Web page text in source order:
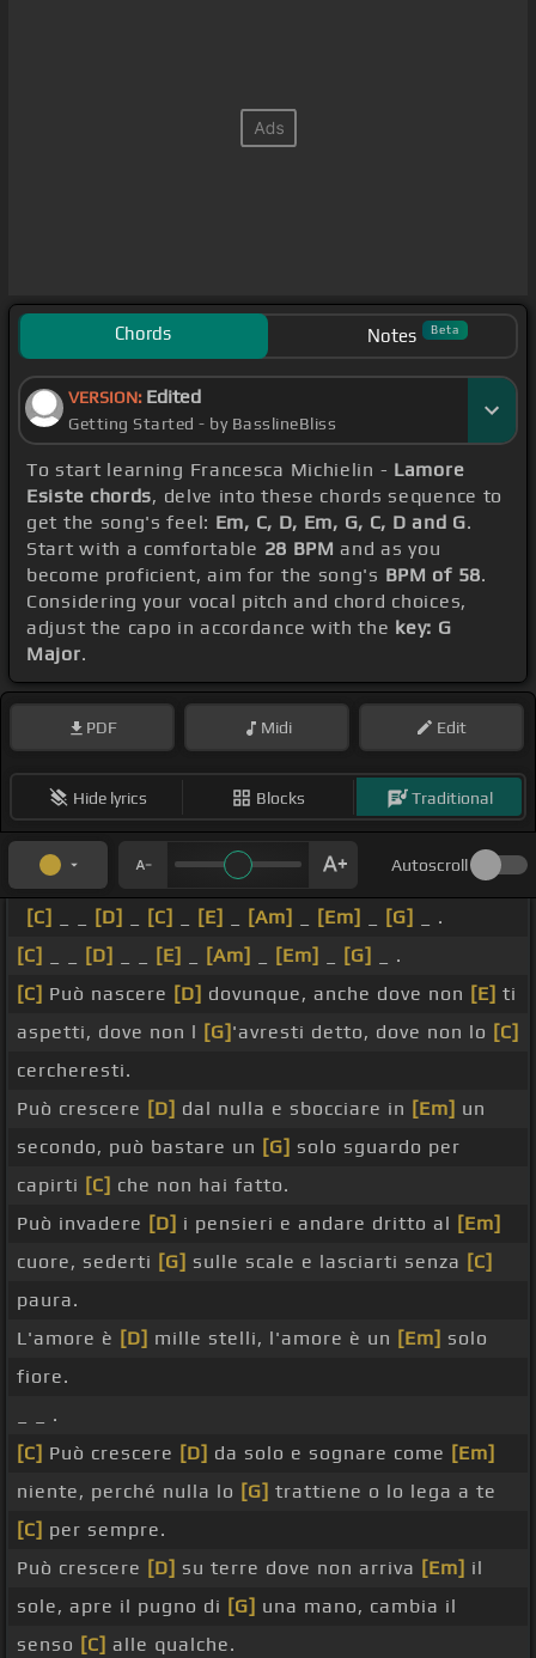
Chords Notes Beta
VERSION: Edited
Getting Started - by BasslineBliss
To start learning Francesca Michielin - Lamore
Esiste chords, delve into these chords sequence to
get the song's feel: Em, C, D, Em, G, C, D and G.
Start with a comfortable 28 BPM and as you
become proficient, aim for the song's BPM of 58.
Considering your vocal pitch and chord choices,
adjust the capo in accordance with the key: G
Major.
PDF Midi Edit
Hide lyrics Blocks Traditional
Autoscroll
[C] [D] [C] [E] [Am] [Em] [G]
_ .
[C]
[D] [E] [Am] [Em] [G]
_ .
[C] Può nascere [D] dovunque, anche dove non [E] ti
aspetti, dove non l [G] 'avresti detto, dove non lo [C]
cercheresti.
Può crescere [D] dal nulla e sbocciare in [Em] un
secondo, può bastare un [G] solo sguardo per
capirti [C] che non hai fatto.
Può invadere [D] i pensieri e andare dritto al [Em]
cuore, sederti [G] sulle scale e lasciarti senza [C]
paura.
L'amore è [D] mille stelli, l'amore è un [Em] solo
fiore.
_ _ .
[C] Può crescere [D] da solo e sognare come [Em]
niente, perché nulla lo [G] trattiene o lo lega a te
[C] per sempre.
Può crescere [D] su terre dove non arriva [Em] il
sole, apre il pugno di [G] una mano, cambia il
senso [C] alle qualche.